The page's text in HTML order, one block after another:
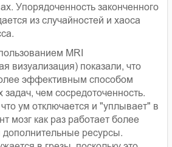
Упорядоченность законченного
из случайностей и хаоса
MRI
визуализация) показали, что
эффективным способом
чем сосредоточенность.
ум отключается и "уплывает" в
мозг как раз работает более
дополнительные ресурсы.